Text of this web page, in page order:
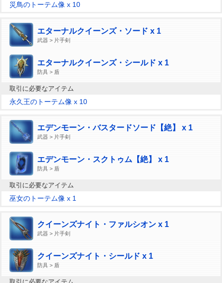
災鳥のトーテム像 x 10
エターナルクイーンズ・ソード x 1
武器 > 片手剣
エターナルクイーンズ・シールド x 1
防具 > 盾
取引に必要なアイテム
永久王のトーテム像 x 10
エデンモーン・バスタードソード【絶】 x 1
武器 > 片手剣
エデンモーン・スクトゥム【絶】 x 1
防具 > 盾
取引に必要なアイテム
巫女のトーテム像 x 1
クイーンズナイト・ファルシオン x 1
武器 > 片手剣
クイーンズナイト・シールド x 1
防具 > 盾